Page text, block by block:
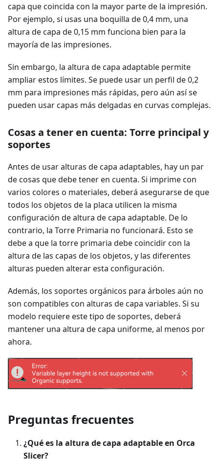
capa que coincida con la mayor parte de la impresión.
Por ejemplo, si usas una boquilla de 0,4 mm, una
altura de capa de 0,15 mm funciona bien para la
mayoría de las impresiones.
Sin embargo, la altura de capa adaptable permite
ampliar estos límites. Se puede usar un perfil de 0,2
mm para impresiones más rápidas, pero aún así se
pueden usar capas más delgadas en curvas complejas.
Cosas a tener en cuenta: Torre principal y
soportes
Antes de usar alturas de capa adaptables, hay un par
de cosas que debe tener en cuenta. Si imprime con
varios colores o materiales, deberá asegurarse de que
todos los objetos de la placa utilicen la misma
configuración de altura de capa adaptable. De lo
contrario, la Torre Primaria no funcionará. Esto se
debe a que la torre primaria debe coincidir con la
altura de las capas de los objetos, y las diferentes
alturas pueden alterar esta configuración.
Además, los soportes orgánicos para árboles aún no
son compatibles con alturas de capa variables. Si su
modelo requiere este tipo de soportes, deberá
mantener una altura de capa uniforme, al menos por
ahora.
Preguntas frecuentes
¿Qué es la altura de capa adaptable en Orca
Slicer?